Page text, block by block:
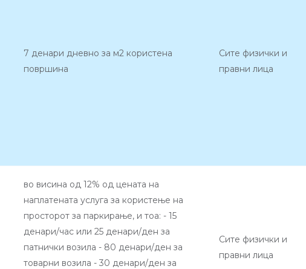
7 денари дневно за м2 користена
површина
Сите физички и
правни лица
во висина од 12% од цената на
наплатената услуга за користење на
просторот за паркирање, и тоа: - 15
денари/час или 25 денари/ден за
патнички возила - 80 денари/ден за
товарни возила - 30 денари/ден за
Сите физички и
правни лица